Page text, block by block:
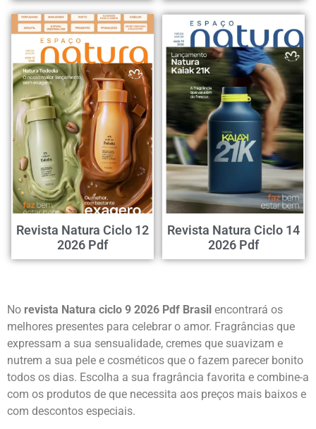
Revista Natura Ciclo 12
2026 Pdf
Revista Natura Ciclo 14
2026 Pdf
No revista Natura ciclo 9 2026 Pdf Brasil encontrará os
melhores presentes para celebrar o amor. Fragrâncias que
expressam a sua sensualidade, cremes que suavizam e
nutrem a sua pele e cosméticos que o fazem parecer bonito
todos os dias. Escolha a sua fragrância favorita e combine-a
com os produtos de que necessita aos preços mais baixos e
com descontos especiais.